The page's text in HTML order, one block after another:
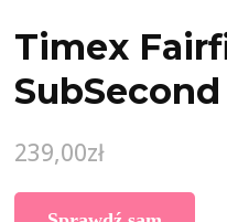
Timex
239,00zł